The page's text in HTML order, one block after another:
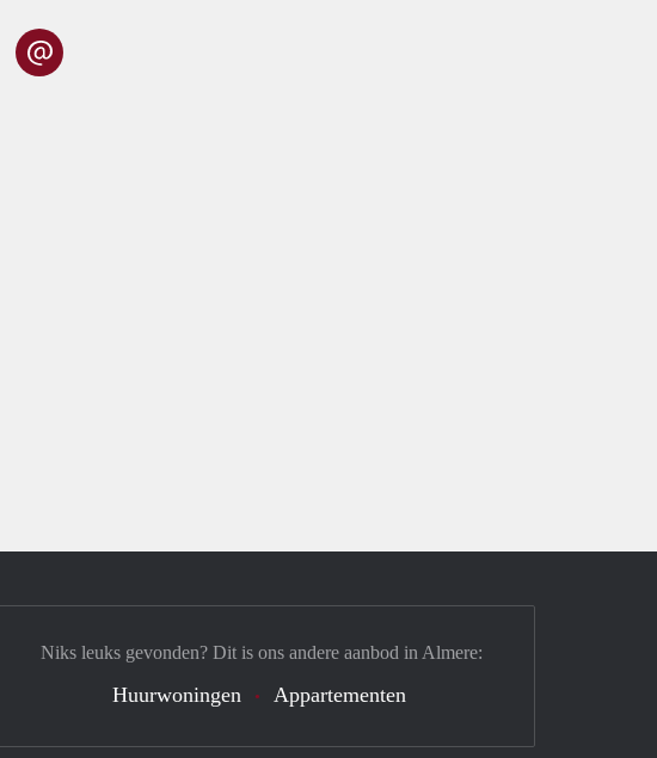
Niks leuks gevonden? Dit is ons andere aanbod in Almere:
Huurwoningen Appartementen